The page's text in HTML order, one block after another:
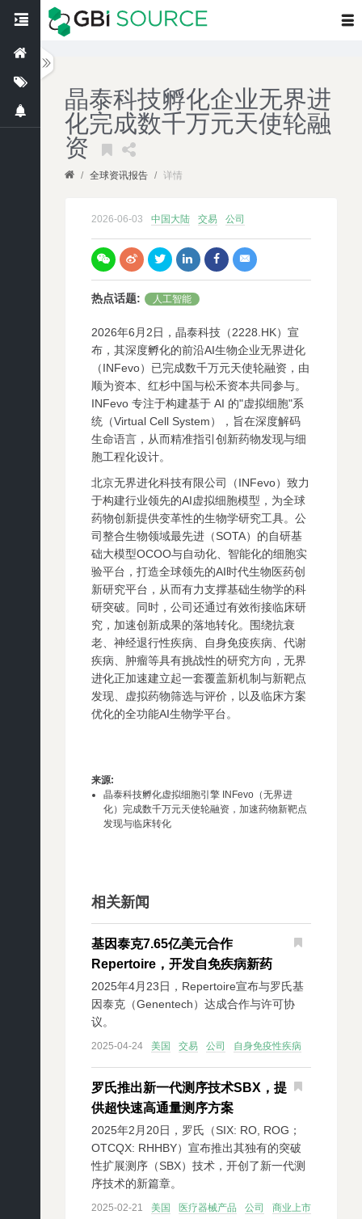
晶泰科技孵化企业无界进
化完成数千万元天使轮融
资
/ 全球资讯报告 / 详情
2026-06-03 中国大陆 交易 公司
热点话题: 人工智能
2026年6月2日，晶泰科技（2228.HK）宣
布，其深度孵化的前沿AI生物企业无界进化
（INFevo）已完成数千万元天使轮融资，由
顺为资本、红杉中国与松禾资本共同参与。
INFevo 专注于构建基于 AI 的"虚拟细胞"系
统（Virtual Cell System），旨在深度解码
生命语言，从而精准指引创新药物发现与细
胞工程化设计。
北京无界进化科技有限公司（INFevo）致力
于构建行业领先的AI虚拟细胞模型，为全球
药物创新提供变革性的生物学研究工具。公
司整合生物领域最先进（SOTA）的自研基
础大模型OCOO与自动化、智能化的细胞实
验平台，打造全球领先的AI时代生物医药创
新研究平台，从而有力支撑基础生物学的科
研突破。同时，公司还通过有效衔接临床研
究，加速创新成果的落地转化。围绕抗衰
老、神经退行性疾病、自身免疫疾病、代谢
疾病、肿瘤等具有挑战性的研究方向，无界
进化正加速建立起一套覆盖新机制与新靶点
发现、虚拟药物筛选与评价，以及临床方案
优化的全功能AI生物学平台。
来源:
晶泰科技孵化虚拟细胞引擎 INFevo（无界进
化）完成数千万元天使轮融资，加速药物新靶点
发现与临床转化
相关新闻
基因泰克7.65亿美元合作
Repertoire，开发自免疾病新药
2025年4月23日，Repertoire宣布与罗氏基
因泰克（Genentech）达成合作与许可协
议。
2025-04-24 美国 交易 公司 自身免疫性疾病
罗氏推出新一代测序技术SBX，提
供超快速高通量测序方案
2025年2月20日，罗氏（SIX: RO, ROG；
OTCQX: RHHBY）宣布推出其独有的突破
性扩展测序（SBX）技术，开创了新一代测
序技术的新篇章。
2025-02-21 美国 医疗器械产品 公司 商业上市